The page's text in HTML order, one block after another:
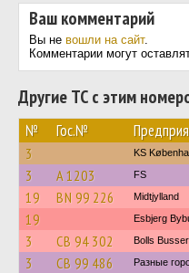
Ваш комментарий
Вы не вошли на сайт.
Комментарии могут
Другие ТС с этим
№ Гос.№
3 KS
3 A 1203 FS
19 BN 99 226 Midtjylland
19 Esbjerg
3 CB 94 302 Bolls Busser
3 CB 99 486 Разные